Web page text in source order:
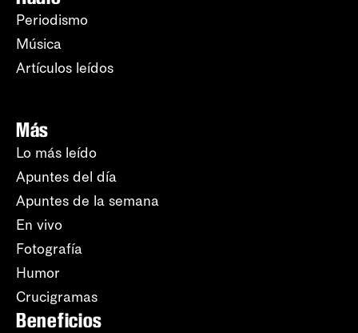
Periodismo
Música
Artículos leídos
Más
Lo más leído
Apuntes del día
Apuntes de la semana
En vivo
Fotografía
Humor
Crucigramas
Beneficios